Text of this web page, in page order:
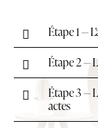
Étape 1 —
Étape 2 —
Étape 3 —
actes